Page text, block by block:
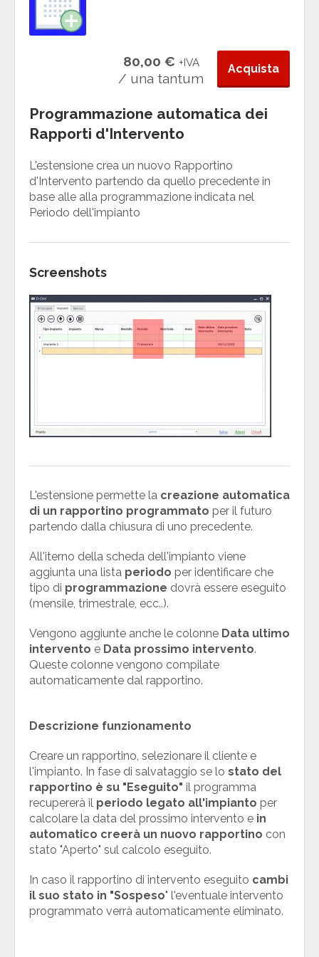
80,00 € +IVA
/ una tantum
Acquista
Programmazione automatica dei
Rapporti d'Intervento
L'estensione crea un nuovo Rapportino
d'Intervento partendo da quello precedente in
base alle alla programmazione indicata nel
Periodo dell'impianto
Screenshots
L'estensione permette la creazione automatica
di un rapportino programmato per il futuro
partendo dalla chiusura di uno precedente.
All'iterno della scheda dell'impianto viene
aggiunta una lista periodo per identificare che
tipo di programmazione dovrà essere eseguito
(mensile, trimestrale, ecc..).
Vengono aggiunte anche le colonne Data ultimo
intervento e Data prossimo intervento.
Queste colonne vengono compilate
automaticamente dal rapportino.
Descrizione funzionamento
Creare un rapportino, selezionare il cliente e
l'impianto. In fase di salvataggio se lo stato del
rapportino è su "Eseguito" il programma
recupererà il periodo legato all'impianto per
calcolare la data del prossimo intervento e in
automatico creerà un nuovo rapportino con
stato "Aperto" sul calcolo eseguito.
In caso il rapportino di intervento eseguito cambi
il suo stato in "Sospeso" l'eventuale intervento
programmato verrà automaticamente eliminato.